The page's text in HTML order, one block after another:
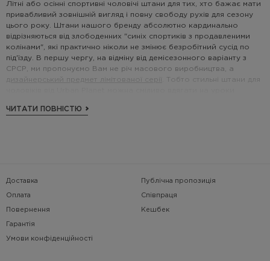
Літні або осінні спортивні чоловічі штани для тих, хто бажає мати
привабливий зовнішній вигляд і повну свободу рухів для сезону
цього року. Штани нашого бренду абсолютно кардинально
відрізняються від злободенних "синіх спортиків з продавленими
колінами", які практично ніколи не змінює безробітний сусід по
під'їзду. В першу чергу, на відміну від демісезонного варіанту з
СРСР, ми пропонуємо Вам не річ масового виробництва, а
дизайнерський предмет лімітованої серії . Тобто стильні штани для
використовувати їх для створення свого неповторного лука в
(не хвилюйтеся, ця історія не про підтримку вітчизняного
виробника, патріотизм і весняний призов). Справа Вашої вигоди:
жоден онлайн каталог китайської торгової площадки не зможе
товару. Відносно професійних консультацій у продавців, то нашу
очевидну і беззастережну перевагу не відчують тільки досвідчені
ЧИТАТИ ПОВНІСТЮ
Доставка
Оплата
Повернення
Гарантія
Умови конфіденційності
Публічна пропозиція
Співпраця
Кешбек